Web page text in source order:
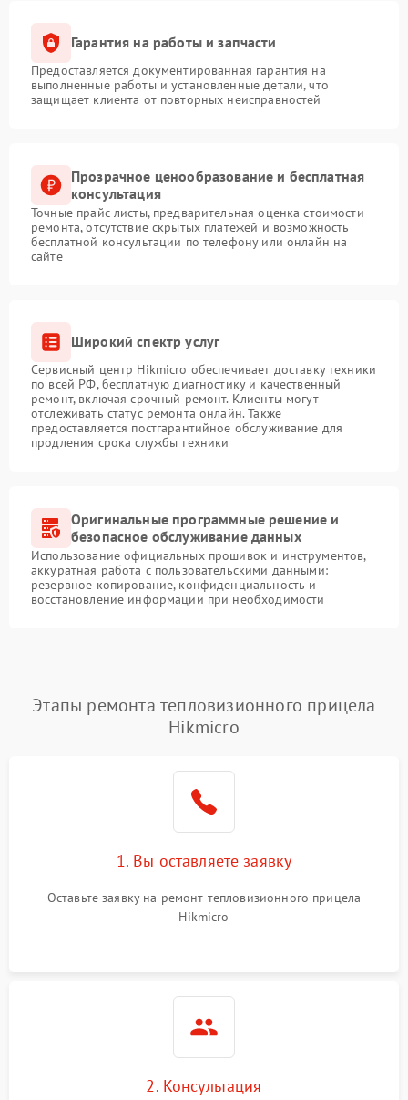
Гарантия на работы и запчасти
Предоставляется документированная гарантия на
выполненные работы и установленные детали, что
защищает клиента от повторных неисправностей
Прозрачное ценообразование и бесплатная
консультация
Точные прайс-листы, предварительная оценка стоимости
ремонта, отсутствие скрытых платежей и возможность
бесплатной консультации по телефону или онлайн на
сайте
Широкий спектр услуг
Сервисный центр Hikmicro обеспечивает доставку техники
по всей РФ, бесплатную диагностику и качественный
ремонт, включая срочный ремонт. Клиенты могут
отслеживать статус ремонта онлайн. Также
предоставляется постгарантийное обслуживание для
продления срока службы техники
Оригинальные программные решение и
безопасное обслуживание данных
Использование официальных прошивок и инструментов,
аккуратная работа с пользовательскими данными:
резервное копирование, конфиденциальность и
восстановление информации при необходимости
Этапы ремонта тепловизионного прицела
Hikmicro
1. Вы оставляете заявку
Оставьте заявку на ремонт тепловизионного прицела
Hikmicro
2. Консультация